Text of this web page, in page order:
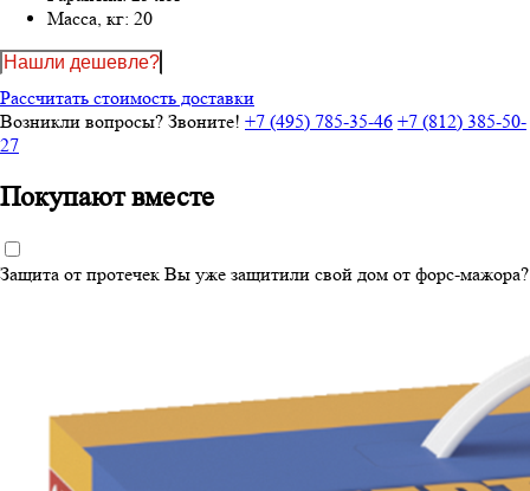
Масса, кг: 20
Нашли дешевле?
Рассчитать стоимость доставки
Возникли вопросы? Звоните! +7 (495) 785-35-46 +7 (812) 385-50-
27
Покупают вместе
Защита от протечек Вы уже защитили свой дом от форс-мажора?